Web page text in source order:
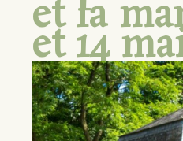
et la
et 14